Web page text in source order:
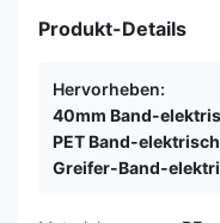
Produkt-Details
Hervorheben:
40mm Band-
PET Band-
Greifer-Band-